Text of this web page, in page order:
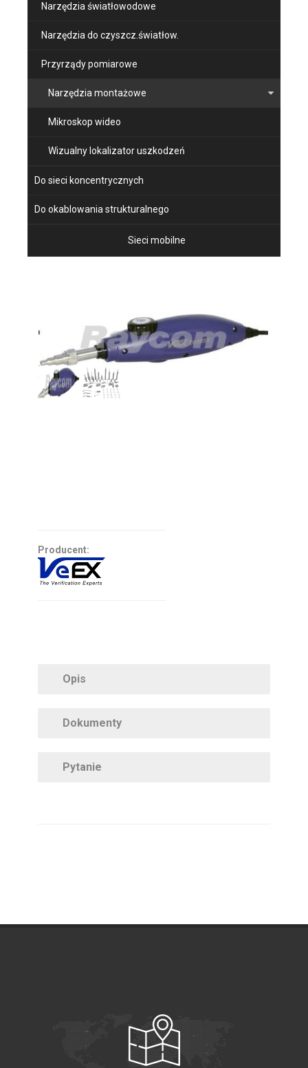
Narzędzia światłowodowe
Narzędzia do czyszcz.światłow.
Przyrządy pomiarowe
Narzędzia montażowe
Mikroskop wideo
Wizualny lokalizator uszkodzeń
Do sieci koncentrycznych
Do okablowania strukturalnego
Sieci mobilne
Producent:
Opis
Dokumenty
Pytanie